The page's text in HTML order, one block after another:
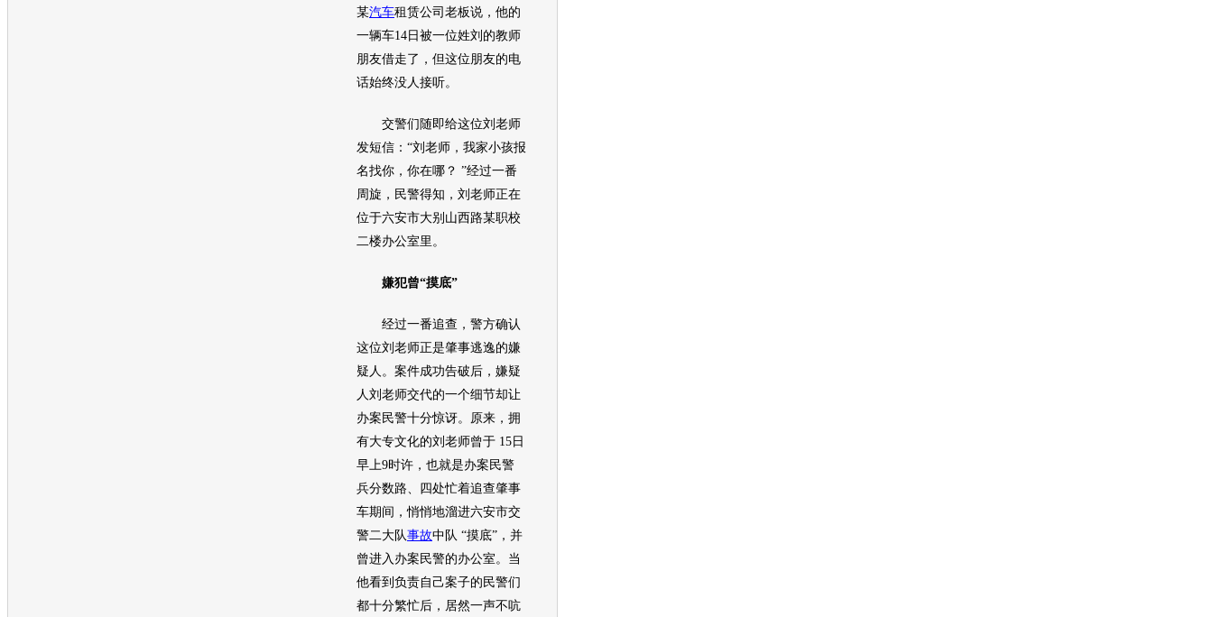
某汽车租赁公司老板说，他的
一辆车14日被一位姓刘的教师
朋友借走了，但这位朋友的电
话始终没人接听。
交警们随即给这位刘老师
发短信：“刘老师，我家小孩报
名找你，你在哪？ ”经过一番
周旋，民警得知，刘老师正在
位于六安市大别山西路某职校
二楼办公室里。
嫌犯曾“摸底”
经过一番追查，警方确认
这位刘老师正是肇事逃逸的嫌
疑人。案件成功告破后，嫌疑
人刘老师交代的一个细节却让
办案民警十分惊讶。原来，拥
有大专文化的刘老师曾于 15日
早上9时许，也就是办案民警
兵分数路、四处忙着追查肇事
车期间，悄悄地溜进六安市交
警二大队事故中队 “摸底”，并
曾进入办案民警的办公室。当
他看到负责自己案子的民警们
都十分繁忙后，居然一声不吭